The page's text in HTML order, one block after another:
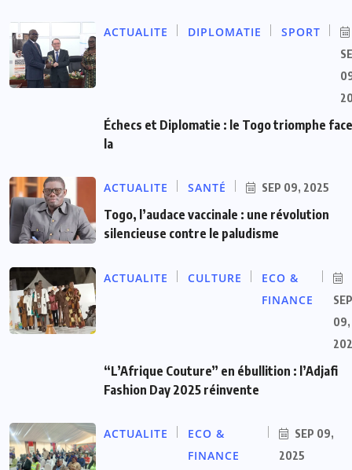
ACTUALITE DIPLOMATIE SPORT
Échecs et Diplomatie : le Togo triomphe
la
ACTUALITE SANTÉ SEP 09, 2025
Togo, l’audace vaccinale : une révolution
silencieuse contre le paludisme
ACTUALITE CULTURE
ECO &
FINANCE
SEP
09,
“L’Afrique Couture” en ébullition : l’Adjafi
Fashion Day 2025 réinvente
ACTUALITE
ECO &
FINANCE
SEP 09,
2025